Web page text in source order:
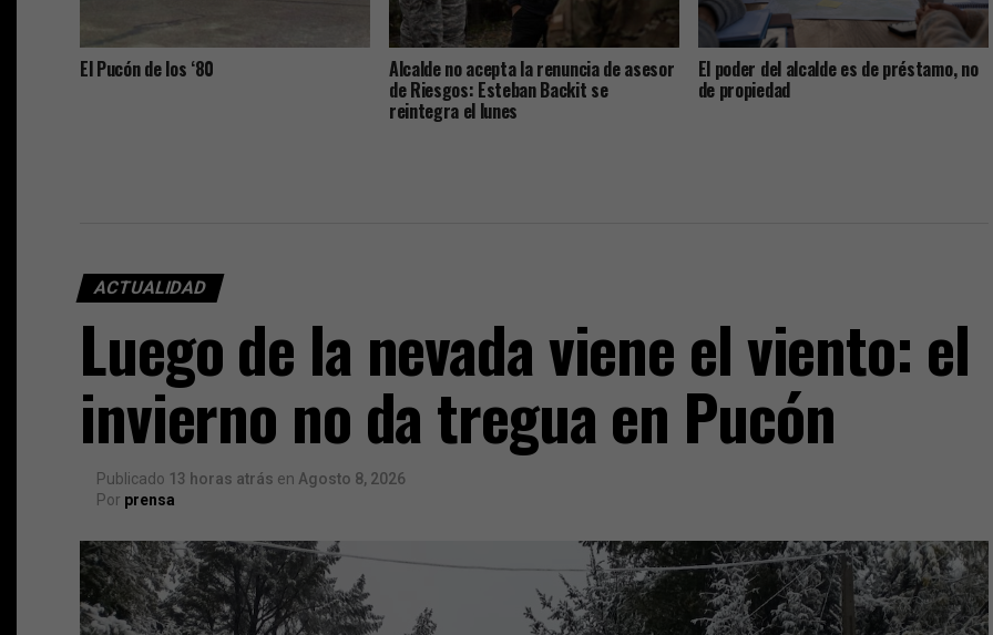
El Pucón de los ‘80 Alcalde no acepta la renuncia de asesor
de Riesgos: Esteban Backit se
reintegra el lunes
El poder del alcalde es de préstamo, no
de propiedad
ACTUALIDAD
Luego de la nevada viene el viento: el
invierno no da tregua en Pucón
Publicado 13 horas atrás en Agosto 8, 2026
Por prensa